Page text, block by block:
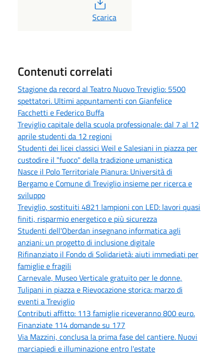
PDF
Scarica
Contenuti correlati
Stagione da record al Teatro Nuovo Treviglio: 5500
spettatori. Ultimi appuntamenti con Gianfelice
Facchetti e Federico Buffa
Treviglio capitale della scuola professionale: dal 7 al 12
aprile studenti da 12 regioni
Studenti dei licei classici Weil e Salesiani in piazza per
custodire il "fuoco" della tradizione umanistica
Nasce il Polo Territoriale Pianura: Università di
Bergamo e Comune di Treviglio insieme per ricerca e
sviluppo
Treviglio, sostituiti 4821 lampioni con LED: lavori quasi
finiti, risparmio energetico e più sicurezza
Studenti dell'Oberdan insegnano informatica agli
anziani: un progetto di inclusione digitale
Rifinanziato il Fondo di Solidarietà: aiuti immediati per
famiglie e fragili
Carnevale, Museo Verticale gratuito per le donne,
Tulipani in piazza e Rievocazione storica: marzo di
eventi a Treviglio
Contributi affitto: 113 famiglie riceveranno 800 euro.
Finanziate 114 domande su 177
Via Mazzini, conclusa la prima fase del cantiere. Nuovi
marciapiedi e illuminazione entro l'estate